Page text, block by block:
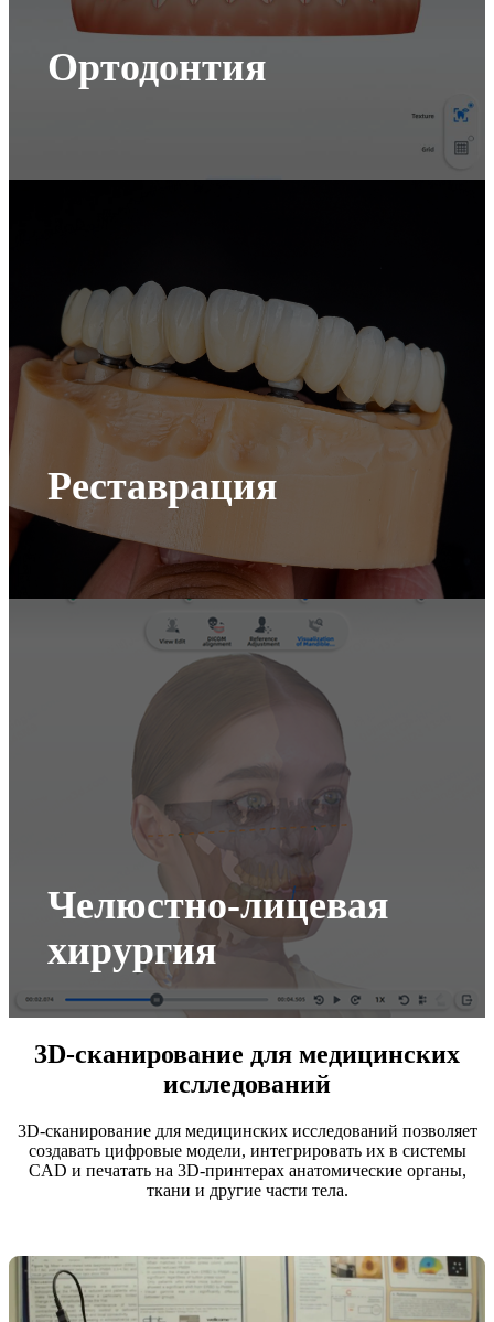
Ортодонтия
Реставрация
Челюстно-лицевая
хирургия
3D-сканирование для медицинских
ислледований
3D-сканирование для медицинских исследований позволяет
создавать цифровые модели, интегрировать их в системы
CAD и печатать на 3D-принтерах анатомические органы,
ткани и другие части тела.